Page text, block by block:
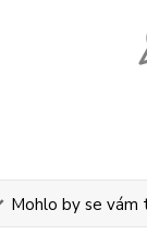
Mohlo by se vám